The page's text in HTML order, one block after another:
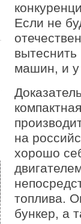
Если не
машин, и у
на
хорошо
топлива.
бункер, а